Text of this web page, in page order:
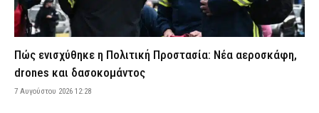
Περίεργο περιστατικό στη Θεσσαλονίκη: Καταδίωξαν BMW, την
εμβόλισαν και εξαφανίστηκαν πριν φτάσει η Αστυνομία (βίντεο)
ΑΣΤΥΝΟΜΙΑ 7 Αυγούστου 2026 17:25
Θεσσαλονίκη: Πρώην συνδικαλιστής της ΕΛ.ΑΣ. συνελήφθη για
ρευματοκλοπή
Πώς ενισχύθηκε η Πολιτική Προστασία: Νέα αεροσκάφη,
drones και δασοκομάντος
7 Αυγούστου 2026 12:28